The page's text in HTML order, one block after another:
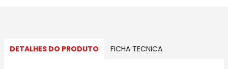
DETALHES DO PRODUTO FICHA TECNICA